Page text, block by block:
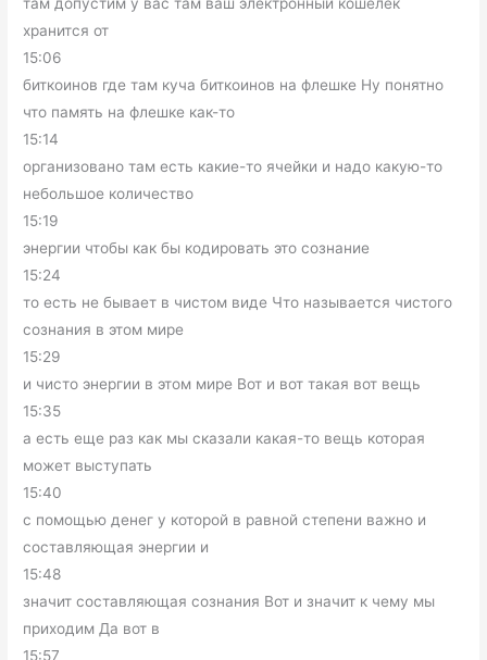
хранится от
15:06
биткоинов где там куча биткоинов на флешке Ну понятно
что память на флешке как-то
15:14
организовано там есть какие-то ячейки и надо какую-то
небольшое количество
15:19
энергии чтобы как бы кодировать это сознание
15:24
то есть не бывает в чистом виде Что называется чистого
сознания в этом мире
15:29
и чисто энергии в этом мире Вот и вот такая вот вещь
15:35
а есть еще раз как мы сказали какая-то вещь которая
может выступать
15:40
с помощью денег у которой в равной степени важно и
составляющая энергии и
15:48
значит составляющая сознания Вот и значит к чему мы
приходим Да вот в
15:57